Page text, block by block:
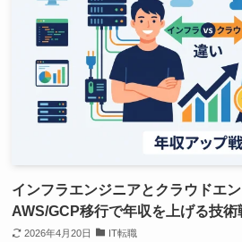
インフラエンジニアとクラウドエン
AWS/GCP移行で年収を上げる技術
2026年4月20日 IT転職